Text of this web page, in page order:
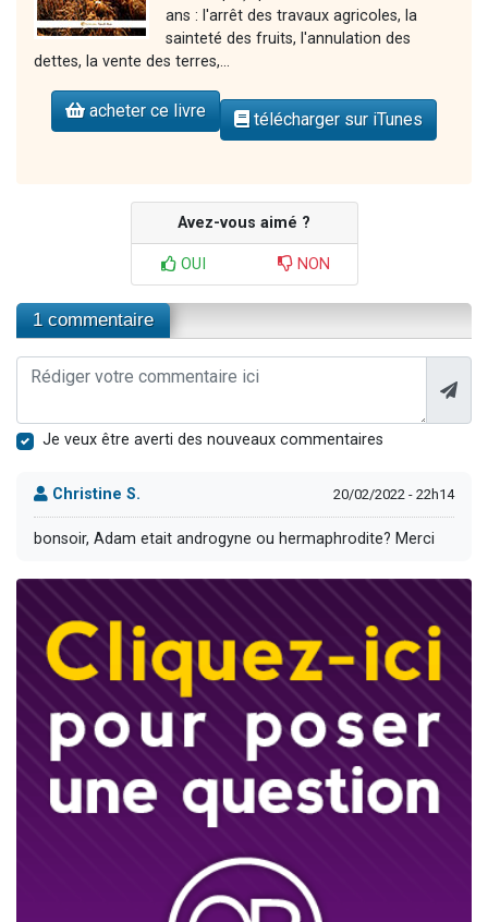
ans : l'arrêt des travaux agricoles, la
sainteté des fruits, l'annulation des
dettes, la vente des terres,...
acheter ce livre télécharger sur iTunes
Avez-vous aimé ?
OUI NON
1 commentaire
Je veux être averti des nouveaux commentaires
Christine S. 20/02/2022 - 22h14
bonsoir, Adam etait androgyne ou hermaphrodite? Merci